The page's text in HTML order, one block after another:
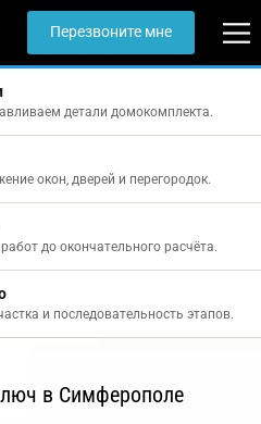
Перезвоните мне
детали домокомплекта.
окон, дверей и перегородок.
до окончательного расчёта.
и последовательность этапов.
в Симферополе